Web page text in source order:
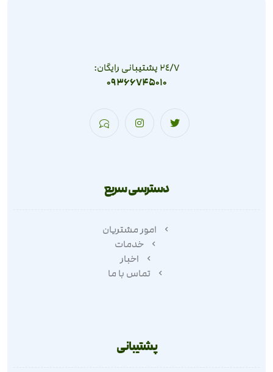
٢٤/٧ پشتیبانی رایگان:
09366745010
دسترسی سریع
امور مشتریان
خدمات
اخبار
تماس با ما
پشتیبانی